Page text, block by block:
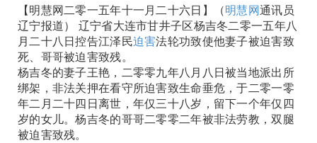
【明慧网二零一五年十一月二十六日】（明慧网通讯员
辽宁报道） 辽宁省大连市甘井子区杨吉冬二零一五年八
月二十八日控告江泽民迫害法轮功致使他妻子被迫害致
死、哥哥被迫害致残。
杨吉冬的妻子王艳，二零零九年八月八日被当地派出所
绑架，非法关押在看守所迫害致生命垂危，于二零一零
年二月二十四日离世，年仅三十八岁，留下一个年仅四
岁的女儿。杨吉冬的哥哥二零零二年被非法劳教，双腿
被迫害致残。